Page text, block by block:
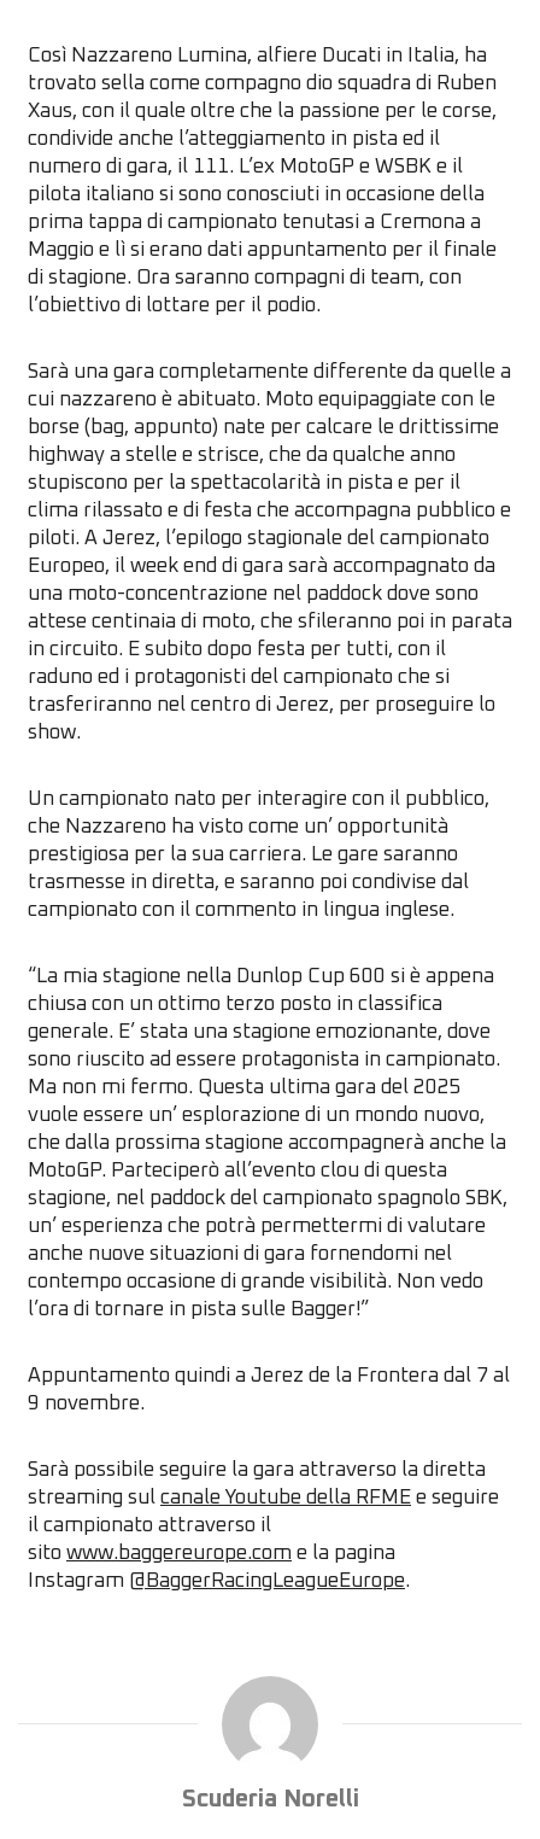
Così Nazzareno Lumina, alfiere Ducati in Italia, ha
trovato sella come compagno dio squadra di Ruben
Xaus, con il quale oltre che la passione per le corse,
condivide anche l’atteggiamento in pista ed il
numero di gara, il 111. L’ex MotoGP e WSBK e il
pilota italiano si sono conosciuti in occasione della
prima tappa di campionato tenutasi a Cremona a
Maggio e lì si erano dati appuntamento per il finale
di stagione. Ora saranno compagni di team, con
l’obiettivo di lottare per il podio.
Sarà una gara completamente differente da quelle a
cui nazzareno è abituato. Moto equipaggiate con le
borse (bag, appunto) nate per calcare le drittissime
highway a stelle e strisce, che da qualche anno
stupiscono per la spettacolarità in pista e per il
clima rilassato e di festa che accompagna pubblico e
piloti. A Jerez, l’epilogo stagionale del campionato
Europeo, il week end di gara sarà accompagnato da
una moto-concentrazione nel paddock dove sono
attese centinaia di moto, che sfileranno poi in parata
in circuito. E subito dopo festa per tutti, con il
raduno ed i protagonisti del campionato che si
trasferiranno nel centro di Jerez, per proseguire lo
show.
Un campionato nato per interagire con il pubblico,
che Nazzareno ha visto come un’ opportunità
prestigiosa per la sua carriera. Le gare saranno
trasmesse in diretta, e saranno poi condivise dal
campionato con il commento in lingua inglese.
“La mia stagione nella Dunlop Cup 600 si è appena
chiusa con un ottimo terzo posto in classifica
generale. E’ stata una stagione emozionante, dove
sono riuscito ad essere protagonista in campionato.
Ma non mi fermo. Questa ultima gara del 2025
vuole essere un’ esplorazione di un mondo nuovo,
che dalla prossima stagione accompagnerà anche la
MotoGP. Parteciperò all’evento clou di questa
stagione, nel paddock del campionato spagnolo SBK,
un’ esperienza che potrà permettermi di valutare
anche nuove situazioni di gara fornendomi nel
contempo occasione di grande visibilità. Non vedo
l’ora di tornare in pista sulle Bagger!”
Appuntamento quindi a Jerez de la Frontera dal 7 al
9 novembre.
Sarà possibile seguire la gara attraverso la diretta
streaming sul canale Youtube della RFME e seguire
il campionato attraverso il
sito www.baggereurope.com e la pagina
Instagram @BaggerRacingLeagueEurope.
Scuderia Norelli